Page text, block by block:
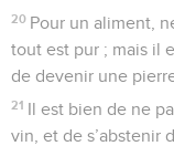
20 Pour un aliment,
tout est pur ; mais il
de devenir une
21 Il est bien de ne
vin, et de s’abstenir